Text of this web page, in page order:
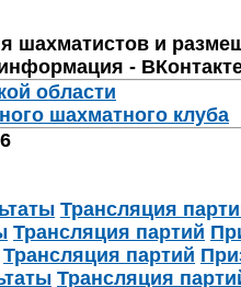
шахматистов и
-
области
шахматного клуба
Трансляция
Трансляция партий
Трансляция партий
Трансляция